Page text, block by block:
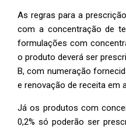
As regras para a
com a concentração de
formulações com
o produto deverá ser
B, com numeração
e renovação de receita em
Já os produtos com
0,2% só poderão ser